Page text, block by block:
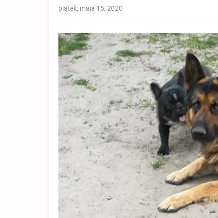
piątek, maja 15, 2020